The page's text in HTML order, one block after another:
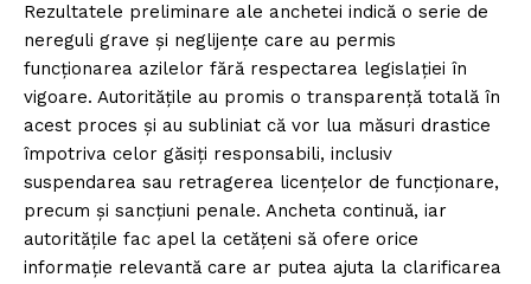
Rezultatele preliminare ale anchetei indică o serie de
nereguli grave și neglijențe care au permis
funcționarea azilelor fără respectarea legislației în
vigoare. Autoritățile au promis o transparență totală în
acest proces și au subliniat că vor lua măsuri drastice
împotriva celor găsiți responsabili, inclusiv
suspendarea sau retragerea licențelor de funcționare,
precum și sancțiuni penale. Ancheta continuă, iar
autoritățile fac apel la cetățeni să ofere orice
informație relevantă care ar putea ajuta la clarificarea